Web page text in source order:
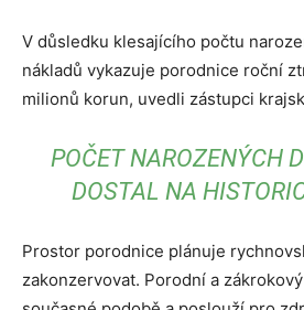
V důsledku klesajícího počtu
nákladů vykazuje porodnice roční
milionů korun, uvedli zástupci
POČET NAROZENÝCH
DOSTAL NA
Prostor porodnice plánuje
zakonzervovat. Porodní a